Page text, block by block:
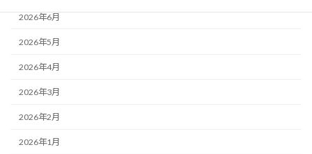
2026年6月
2026年5月
2026年4月
2026年3月
2026年2月
2026年1月